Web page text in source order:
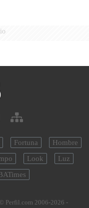
Fortuna
Hombre
Look
Luz
Perfil.com 2006-2026 -